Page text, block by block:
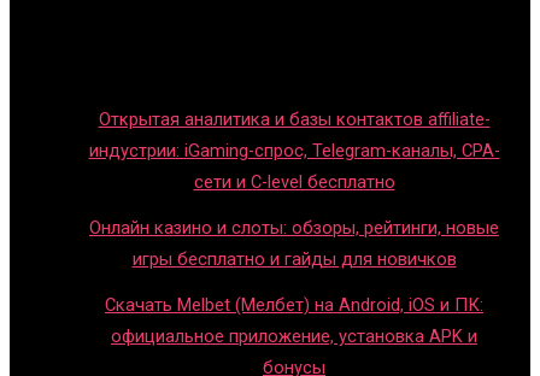
Открытая аналитика и базы контактов affiliate-
индустрии: iGaming-спрос, Telegram-каналы, CPA-
сети и C-level бесплатно
Онлайн казино и слоты: обзоры, рейтинги, новые
игры бесплатно и гайды для новичков
Скачать Melbet (Мелбет) на Android, iOS и ПК:
официальное приложение, установка APK и
бонусы